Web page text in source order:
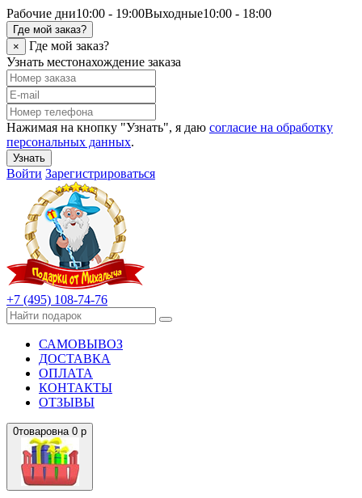
Рабочие дни10:00 - 19:00Выходные10:00 - 18:00
Где мой заказ?
×
Где мой заказ?
Узнать местонахождение заказа
Нажимая на кнопку "Узнать", я даю согласие на обработку
персональных данных.
Узнать
Войти Зарегистрироваться
+7 (495) 108-74-76
САМОВЫВОЗ
ДОСТАВКА
ОПЛАТА
КОНТАКТЫ
ОТЗЫВЫ
0товаровна 0 р